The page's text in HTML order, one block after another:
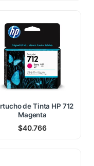
de Tinta HP 712
Magenta
$40.766